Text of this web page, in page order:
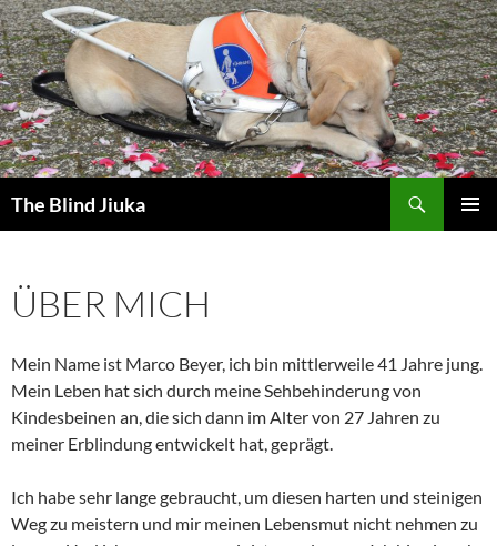
Zum
Inhalt
springen
The Blind Jiuka
ÜBER MICH
Mein Name ist Marco Beyer, ich bin mittlerweile 41 Jahre jung.
Mein Leben hat sich durch meine Sehbehinderung von
Kindesbeinen an, die sich dann im Alter von 27 Jahren zu
meiner Erblindung entwickelt hat, geprägt.
Ich habe sehr lange gebraucht, um diesen harten und steinigen
Weg zu meistern und mir meinen Lebensmut nicht nehmen zu